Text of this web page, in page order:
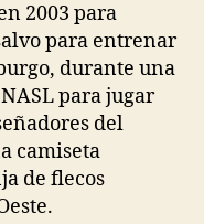
2003 para
para entrenar
durante una
para jugar
del
camiseta
de flecos